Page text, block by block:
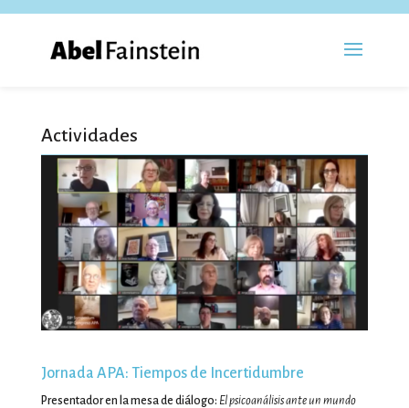
Actividades
Jornada APA: Tiempos de Incertidumbre
Presentador en la mesa de diálogo: El psicoanálisis ante un mundo